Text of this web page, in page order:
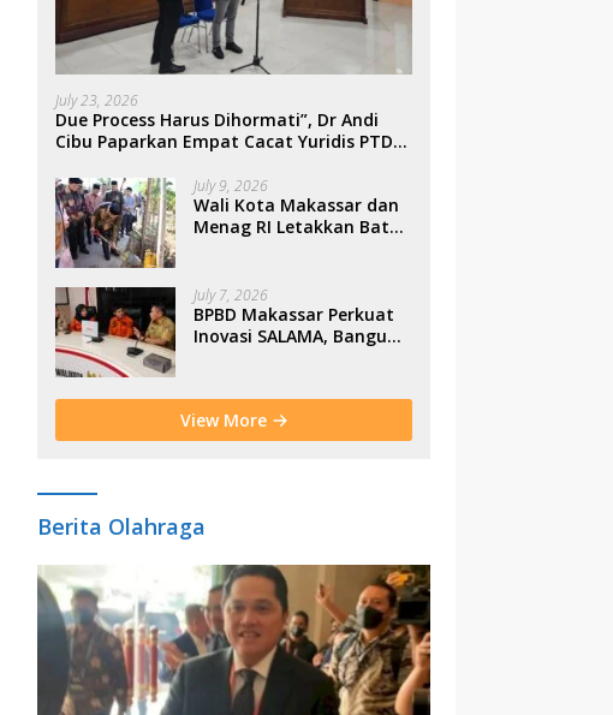
July 23, 2026
Due Process Harus Dihormati”, Dr Andi
Cibu Paparkan Empat Cacat Yuridis PTDH
July 9, 2026
Wali Kota Makassar dan
Menag RI Letakkan Batu
BTP
July 7, 2026
BPBD Makassar Perkuat
Inovasi SALAMA, Bangun
View More
Berita Olahraga